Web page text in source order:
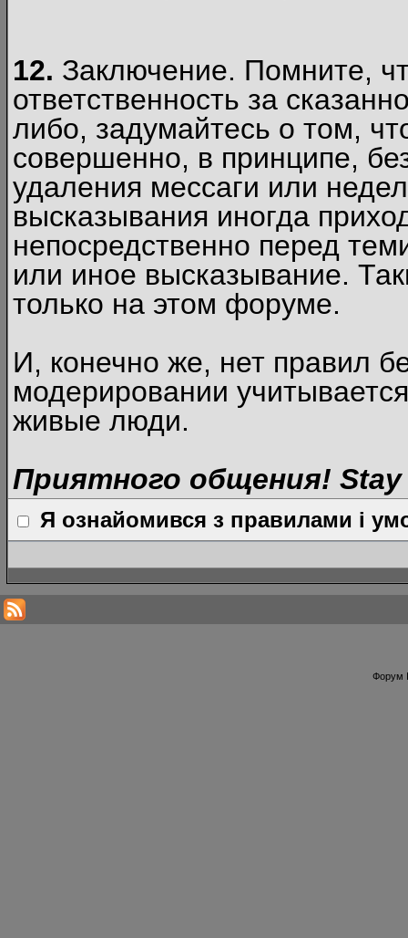
12. Заключение. Помните,
ответственность за
либо, задумайтесь о том,
совершенно, в принципе,
удаления мессаги или
высказывания иногда
непосредственно перед
или иное высказывание.
только на этом форуме.
И, конечно же, нет правил
модерировании
живые люди.
Приятного общения! Stay
Я ознайомився з правилами і
Форум